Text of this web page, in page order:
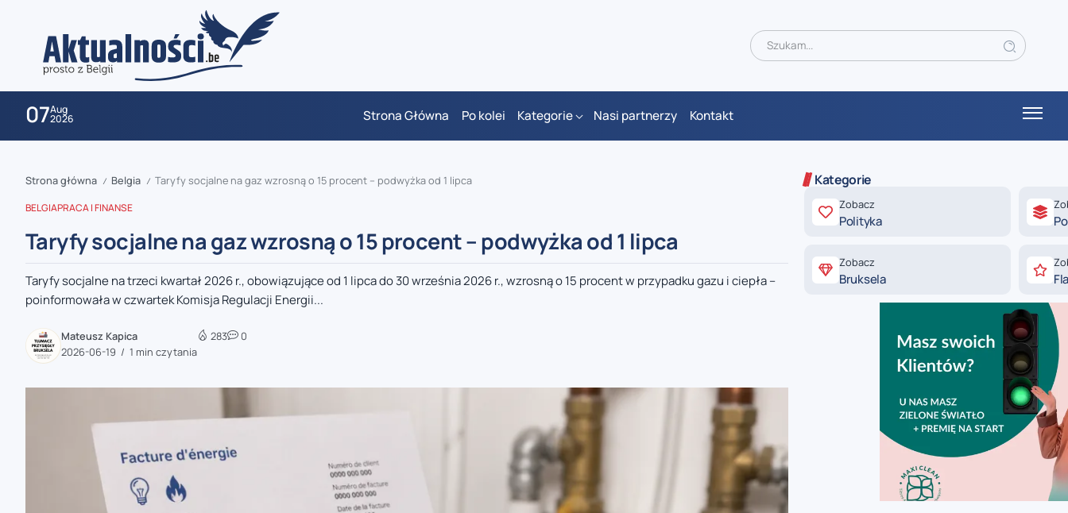
07Aug
2026 Strona Główna Po kolei Kategorie Nasi partnerzy Kontakt
zaobserwuj nas
zaobserwuj nas
Strona główna / Belgia / Taryfy socjalne na gaz wzrosną o 15 procent – podwyżka od 1 lipca
BELGIAPRACA I FINANSE
Taryfy socjalne na gaz wzrosną o 15 procent – podwyżka od 1 lipca
Taryfy socjalne na trzeci kwartał 2026 r., obowiązujące od 1 lipca do 30 września 2026 r., wzrosną o 15 procent w przypadku gazu i ciepła –
poinformowała w czwartek Komisja Regulacji Energii...
Mateusz Kapica
2026-06-19
1 min czytania
283 0
Kategorie
Zobacz
Polityka
Zobacz
Bruksela